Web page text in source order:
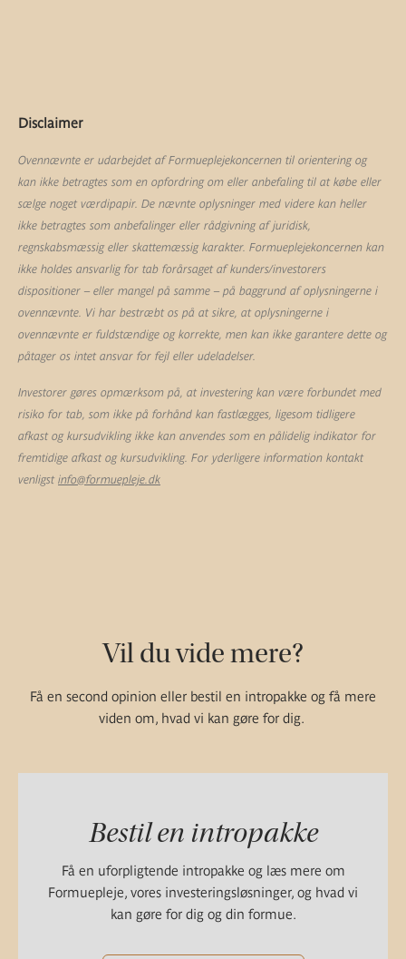
Disclaimer
Ovennævnte er udarbejdet af Formueplejekoncernen til orientering og
kan ikke betragtes som en opfordring om eller anbefaling til at købe eller
sælge noget værdipapir. De nævnte oplysninger med videre kan heller
ikke betragtes som anbefalinger eller rådgivning af juridisk,
regnskabsmæssig eller skattemæssig karakter. Formueplejekoncernen kan
ikke holdes ansvarlig for tab forårsaget af kunders/investorers
dispositioner – eller mangel på samme – på baggrund af oplysningerne i
ovennævnte. Vi har bestræbt os på at sikre, at oplysningerne i
ovennævnte er fuldstændige og korrekte, men kan ikke garantere dette og
påtager os intet ansvar for fejl eller udeladelser.
Investorer gøres opmærksom på, at investering kan være forbundet med
risiko for tab, som ikke på forhånd kan fastlægges, ligesom tidligere
afkast og kursudvikling ikke kan anvendes som en pålidelig indikator for
fremtidige afkast og kursudvikling. For yderligere information kontakt
venligst info@formuepleje.dk
Vil du vide mere?
Få en second opinion eller bestil en intropakke og få mere
viden om, hvad vi kan gøre for dig.
Bestil en intropakke
Få en uforpligtende intropakke og læs mere om
Formuepleje, vores investeringsløsninger, og hvad vi
kan gøre for dig og din formue.